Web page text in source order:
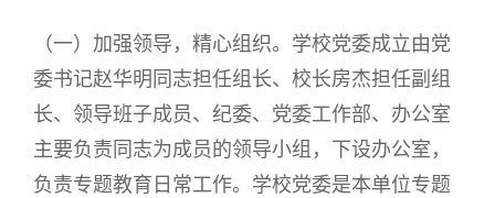
（一）加强领导，精心组织。学校党委成立由党
委书记赵华明同志担任组长、校长房杰担任副组
长、领导班子成员、纪委、党委工作部、办公室
主要负责同志为成员的领导小组，下设办公室，
负责专题教育日常工作。学校党委是本单位专题